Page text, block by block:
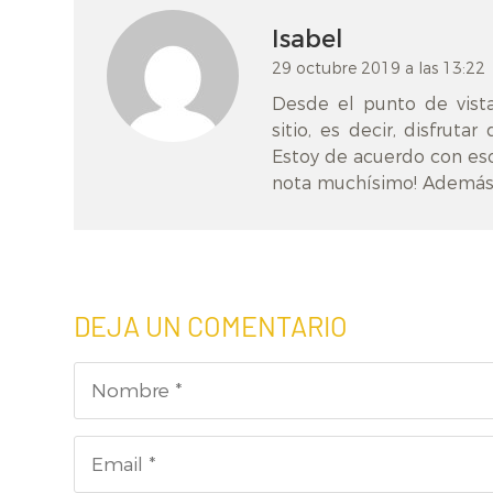
Isabel
29 octubre 2019 a las 13:22
Desde el punto de
sitio, es decir, disfrutar
Estoy de acuerdo con
nota muchísimo!
DEJA UN COMENTARIO